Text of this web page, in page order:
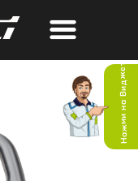
Нажми на Виджет